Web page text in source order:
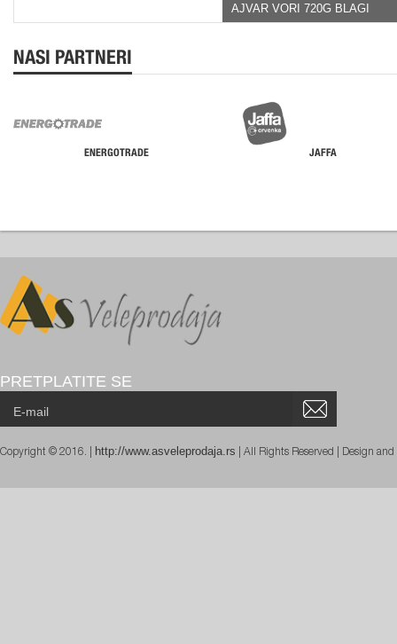
AJVAR VORI 720G BLAGI
NASI PARTNERI
ENERGOTRADE JAFFA
PRETPLATITE SE
Copyright © 2016. | http://www.asveleprodaja.rs | All Rights Reserved | Design